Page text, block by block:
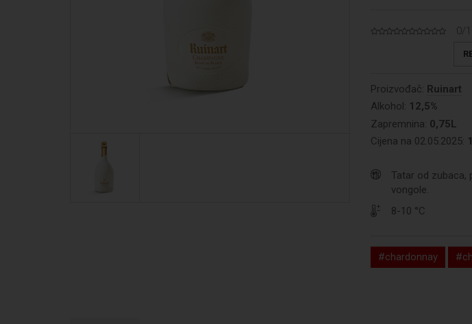
0/
Proizvođač: Ruinart
Alkohol: 12,5%
Zapremnina: 0,75L
Cijena na 02.05.2025:
Tatar od zubaca,
vongole.
8-10 °C
#chardonnay